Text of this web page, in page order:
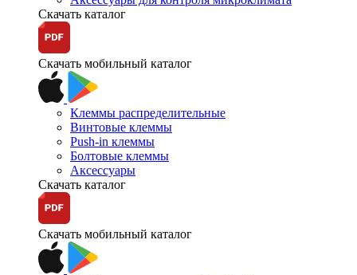
Скачать каталог
Скачать мобильный каталог
Клеммы распределительные
Винтовые клеммы
Push-in клеммы
Болтовые клеммы
Аксессуары
Скачать каталог
Скачать мобильный каталог